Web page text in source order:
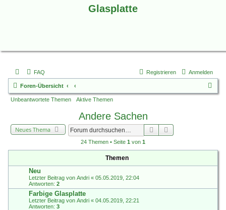
Glasplatte
FAQ Anmelden
Registrieren
Foren-Übersicht
Unbeantwortete Themen Aktive Themen
Andere Sachen
Neues Thema Suche
24 Themen • Seite 1 von 1
Themen
Neu
Letzter Beitrag von Andri « 05.05.2019, 22:04
Antworten: 2
Farbige Glasplatte
Letzter Beitrag von Andri « 04.05.2019, 22:21
Antworten: 3